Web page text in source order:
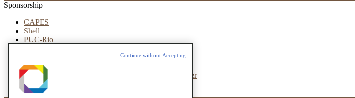
Sponsorship
CAPES
Shell
PUC-Rio
Metrohm
NBIC valley – Elveflow Microfluidic innovation center
Leica
Continue without Accepting